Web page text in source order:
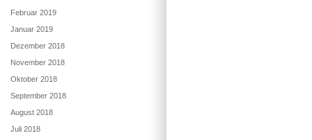
Februar 2019
Januar 2019
Dezember 2018
November 2018
Oktober 2018
September 2018
August 2018
Juli 2018